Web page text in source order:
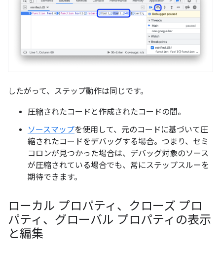
したがって、ステップ動作は同じです。
圧縮されたコードと作成されたコードの間。
ソースマップを使用して、元のコードに基づいて圧
縮されたコードをデバッグする場合。つまり、セミ
コロンが見つかった場合は、デバッグ対象のソース
が圧縮されている場合でも、常にステップスルーを
期待できます。
ローカル プロパティ、クローズ プロ
パティ、グローバル プロパティの表示
と編集